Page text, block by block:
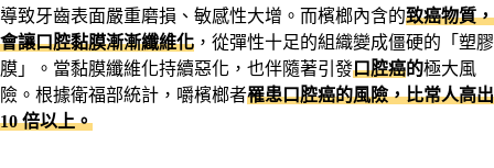
導致牙齒表面嚴重磨損、敏感性大增。而檳榔內含的致癌物質，
會讓口腔黏膜漸漸纖維化 ，從彈性十足的組織變成僵硬的「塑膠
膜」。當黏膜纖維化持續惡化，也伴隨著引發口腔癌的極大風
險。根據衛福部統計，嚼檳榔者罹患口腔癌的風險，比常人高出
10 倍以上。